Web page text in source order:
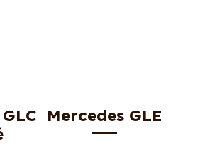
Mercedes GLE